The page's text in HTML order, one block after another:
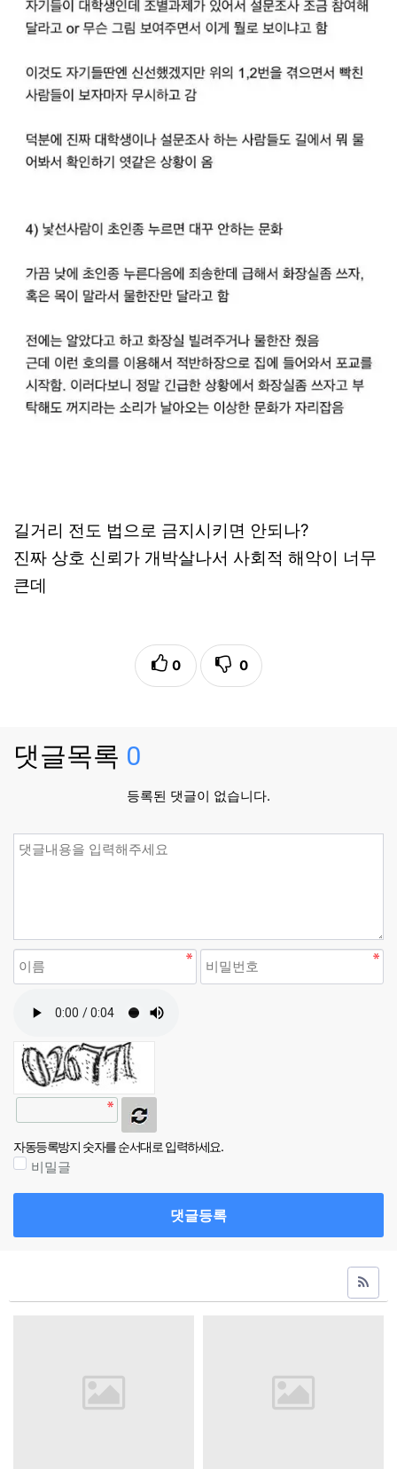
길거리 전도 법으로 금지시키면 안되나?
진짜 상호 신뢰가 개박살나서 사회적 해악이 너무
큰데
0 0
댓글목록 0
등록된 댓글이 없습니다.
자동등록방지 숫자를 순서대로 입력하세요.
비밀글
댓글등록